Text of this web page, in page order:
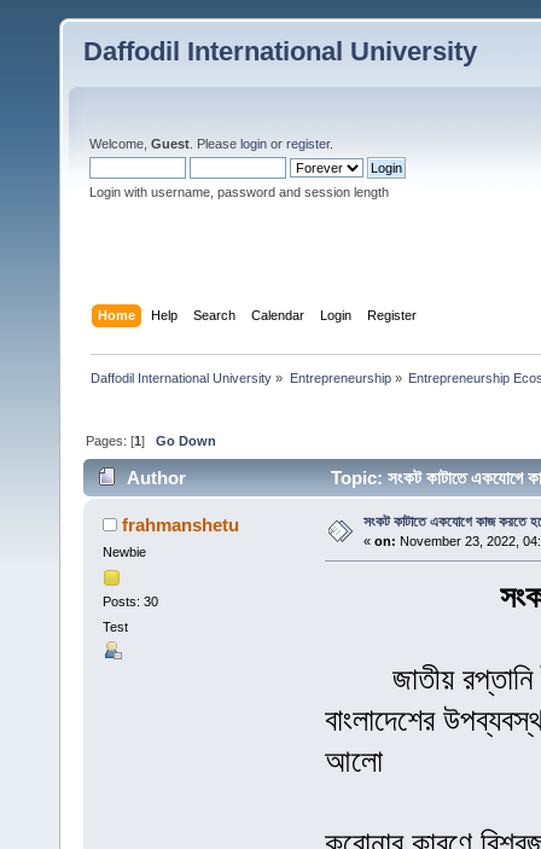
Daffodil International University
Welcome, Guest . Please login or register.
Login with username, password and session length
Home Help Search Calendar Login Register
Daffodil International University » Entrepreneurship» Entrepreneurship
Pages: [1]Go Down
Author Topic: সংকট কাটাতে
frahmanshetu
Newbie
Posts: 30
Test
সংকট কাটাতে একযোগে কাজ করতে
« on: November 23, 2022,
জাতীয় রপ্তানি
বাংলাদেশের
আলো